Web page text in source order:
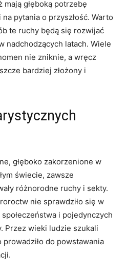
głęboką⁢ potrzebę
pytania o przyszłość. Warto
te ruchy będą się rozwijać
nadchodzących latach. Wiele
nie zniknie, a wręcz
bardziej złożony i
głęboko zakorzenione w
świecie, zawsze
różnorodne ruchy i sekty.
nie ⁣sprawdziło się w​
społeczeństwa i pojedynczych
Przez​ wieki ludzie szukali
do powstawania